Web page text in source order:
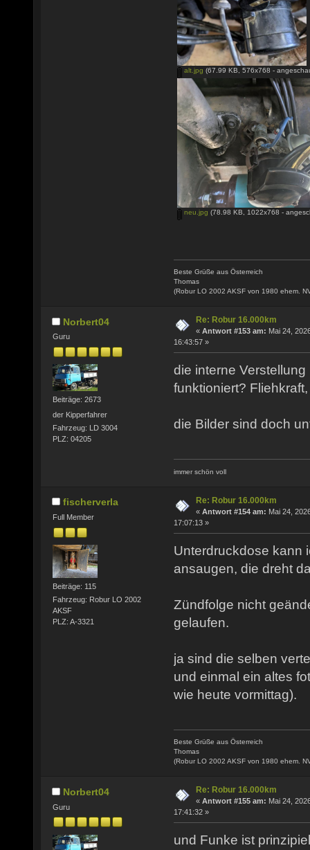
alt.jpg (67.99 KB, 576x768 -
neu.jpg (78.98 KB, 1022x768 -
Beste Grüße aus Österreich
Thomas
(Robur LO 2002 AKSF von 1980 ehem.
Norbert04
Guru
Beiträge: 2673
der Kipperfahrer
Fahrzeug: LD 3004
PLZ: 04205
Re: Robur 16.000km
« Antwort #153 am: Mai 24,
16:43:57 »
die interne
funktioniert?
die Bilder sind doch
immer schön voll
fischerverla
Full Member
Beiträge: 115
Fahrzeug: Robur LO 2002
AKSF
PLZ: A-3321
Re: Robur 16.000km
« Antwort #154 am: Mai 24,
17:07:13 »
Unterdruckdose kann
ansaugen, die dreht
Zündfolge nicht
gelaufen.
ja sind die selben
und einmal ein altes
wie heute vormittag).
Beste Grüße aus Österreich
Thomas
(Robur LO 2002 AKSF von 1980 ehem.
Norbert04
Guru
Re: Robur 16.000km
« Antwort #155 am: Mai 24,
17:41:32 »
und Funke ist